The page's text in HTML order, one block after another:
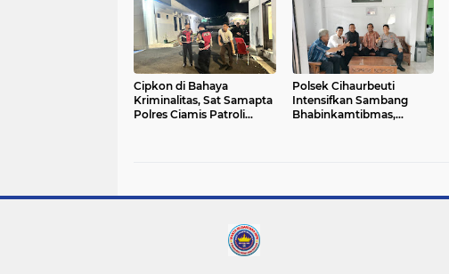
Cipkon di Bahaya
Kriminalitas, Sat Samapta
Polres Ciamis Patroli
Polsek Cihaurbeuti
Intensifkan Sambang
Bhabinkamtibmas,